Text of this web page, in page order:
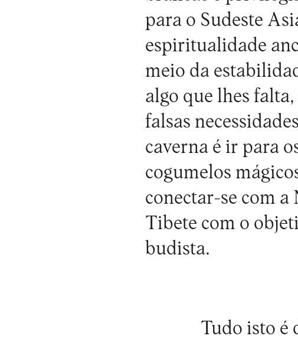
para o Sudeste
espiritualidade
meio da
algo que lhes
falsas
caverna é ir para
cogumelos
conectar-se com
Tibete com o
budista.
Tudo isto é